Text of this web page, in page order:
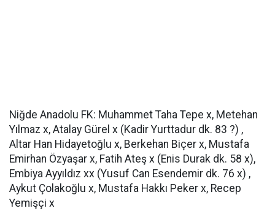
Niğde Anadolu FK: Muhammet Taha Tepe x, Metehan
Yılmaz x, Atalay Gürel x (Kadir Yurttadur dk. 83 ?) ,
Altar Han Hidayetoğlu x, Berkehan Biçer x, Mustafa
Emirhan Özyaşar x, Fatih Ateş x (Enis Durak dk. 58 x),
Embiya Ayyıldız xx (Yusuf Can Esendemir dk. 76 x) ,
Aykut Çolakoğlu x, Mustafa Hakkı Peker x, Recep
Yemişçi x